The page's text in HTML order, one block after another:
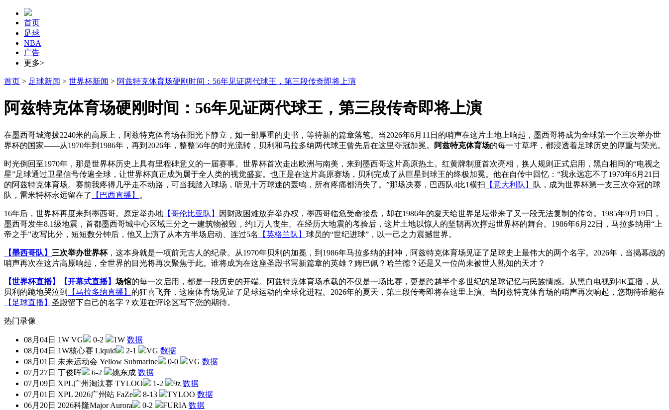
首页
足球
NBA
广告
更多>
首页 > 足球新闻 > 世界杯新闻 > 阿兹特克体育场硬刚时间：56年见证两代球王，第三段传奇即将上演
阿兹特克体育场硬刚时间：56年见证两代球王，第三段传奇即将上演
在墨西哥城海拔2240米的高原上，阿兹特克体育场在阳光下静立，如一部厚重的史书，等待新的篇章落笔。当2026年6月11日的哨声在这片土地上响起，墨西哥将成为全球第一个三次举办世
界杯的国家——从1970年到1986年，再到2026年，整整56年的时光流转，贝利和马拉多纳两代球王曾先后在这里夺冠加冕。
阿兹特克体育场的每一寸草坪，都浸透着足球历史的厚重与荣光。
时光倒回至1970年，那是世界杯历史上具有里程碑意义的一届赛事。世界杯首次走出欧洲与南美，来到墨西哥这片高原热土。红黄牌制度首次亮相，换人规则正式启用，黑白相间的“电视之
星”足球通过卫星信号传遍全球，让世界杯真正成为属于全人类的视觉盛宴。也正是在这片高原赛场，贝利完成了从巨星到球王的终极加冕。他在自传中回忆：“我永远忘不了1970年6月21日
的阿兹特克体育场。赛前我疼得几乎走不动路，可当我踏入球场，听见十万球迷的轰鸣，所有疼痛都消失了。”那场决赛，巴西队4比1横扫 【意大利队】
队，成为世界杯第一支三次夺冠的球
队，雷米特杯永远留在了
【巴西直播】 。
16年后，世界杯再度来到墨西哥。原定举办地 【哥伦比亚队】
因财政困难放弃举办权，墨西哥临危受命接盘，却在1986年的夏天给世界足坛带来了又一段无法复制的传奇。1985年9月19日，
墨西哥发生8.1级地震，首都墨西哥城中心区域三分之一建筑物被毁，约1万人丧生。在经历大地震的考验后，这片土地以惊人的坚韧再次撑起世界杯的舞台。1986年6月22日，马拉多纳用“上
帝之手”改写比分，短短数分钟后，他又上演了从本方半场启动、连过5名
【英格兰队】 球员的“世纪进球”，以一己之力震撼世界。
【墨西哥队】 三次举办世界杯，这本身就是一项前无古人的纪录。从1970年贝利的加冕，到1986年马拉多纳的封神，阿兹特克体育场见证了足球史上最伟大的两个名字。2026年，当揭幕战的
哨声再次在这片高原响起，全世界的目光将再次聚焦于此。谁将成为在这座圣殿书写新篇章的英雄？姆巴佩？哈兰德？还是又一位尚未被世人熟知的天才？
【世界杯直播】 【开幕式直播】 场馆的每一次启用，都是一段历史的开端。阿兹特克体育场承载的不仅是一场比赛，更是跨越半个多世纪的足球记忆与民族情感。从黑白电视到4K直播，从
贝利的跪地哭泣到
【马拉多纳直播】 的狂喜飞奔，这座体育场见证了足球运动的全球化进程。2026年的夏天，第三段传奇即将在这里上演。当阿兹特克体育场的哨声再次响起，您期待谁能在
【足球直播】 圣殿留下自己的名字？欢迎在评论区写下您的期待。
热门录像
08月04日 1W VG 0-2 1W 数据
08月04日 1W核心赛 Liquid 2-1 VG 数据
08月01日 未来运动会 Yellow Submarine 0-0 VG 数据
07月27日 丁俊晖 6-2 姚东成 数据
07月09日 XPL广州淘汰赛 TYLOO 1-2 9z 数据
07月01日 XPL 2026广州站 FaZe 8-13 TYLOO 数据
06月20日 2026科隆Major Aurora 0-2 FURIA 数据